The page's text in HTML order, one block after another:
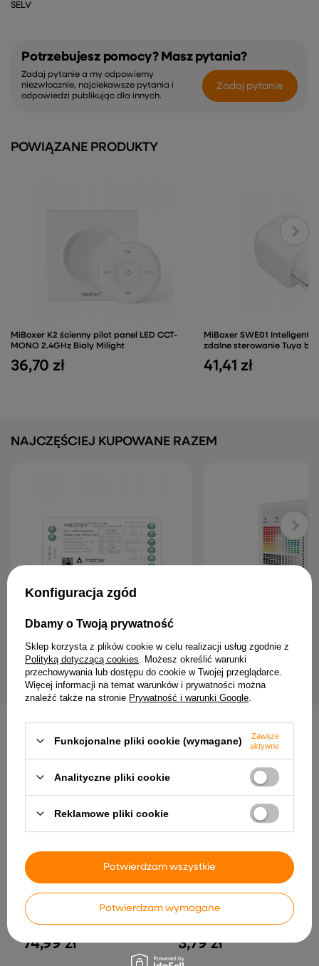
SELV
Potrzebujesz pomocy? Masz pytania?
Zadaj pytanie a my odpowiemy
niezwłocznie, najciekawsze pytania i
odpowiedzi publikując dla innych.
Zadaj pytanie
POWIĄZANE PRODUKTY
MiBoxer K2 ścienny pilot panel LED CCT-
MONO 2.4GHz Biały Milight
36,70 zł
MiBoxer SWE01
zdalne sterowanie Tuya
41,41 zł
NAJCZĘŚCIEJ KUPOWANE RAZEM
MiBoxer SM5 5w1 Sterownik taśmy LED
Matter over + WiFi + 2,4GHz RGB / CCT
89,67 zł
MASTER RGBW 4 strefy,
99,00 zł
INNE PRODUKTY PRODUCENTA
MiBoxer PIR Sensor Czujnik
Ruchu ZigBee 3.0 Milight
Czujka Ruchu Tuya
74,99 zł
konektor do taśmy LED COB
10mm strip to strip 2 pin
3,79 zł
Konfiguracja zgód
Dbamy o Twoją prywatność
Sklep korzysta z plików cookie w celu realizacji usług zgodnie z
Polityką dotyczącą cookies . Możesz określić warunki
przechowywania lub dostępu do cookie w Twojej przeglądarce.
Więcej informacji na temat warunków i prywatności można
znaleźć także na stronie Prywatność i warunki Google
Funkcjonalne pliki cookie (wymagane)
Zawsze
aktywne
Analityczne pliki cookie
Reklamowe pliki cookie
Potwierdzam wymagane
Potwierdzam wszystkie